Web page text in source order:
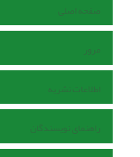
صفحه اصلی
مرور
اطلاعات نشریه
راهنمای نویسندگان